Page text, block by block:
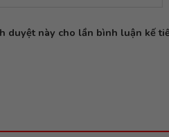
duyệt này cho lần bình luận kế